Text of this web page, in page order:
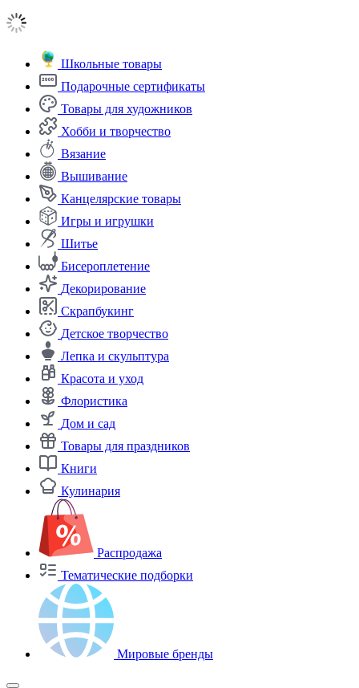
Школьные товары
Подарочные сертификаты
Товары для художников
Хобби и творчество
Вязание
Вышивание
Канцелярские товары
Игры и игрушки
Шитье
Бисероплетение
Декорирование
Скрапбукинг
Детское творчество
Лепка и скульптура
Красота и уход
Флористика
Дом и сад
Товары для праздников
Книги
Кулинария
Распродажа
Тематические подборки
Мировые бренды